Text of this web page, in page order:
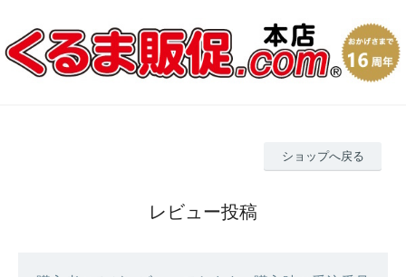
ショップへ戻る
レビュー投稿